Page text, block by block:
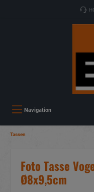
Navigation
Tassen
Foto Tasse
Ø8x9,5cm